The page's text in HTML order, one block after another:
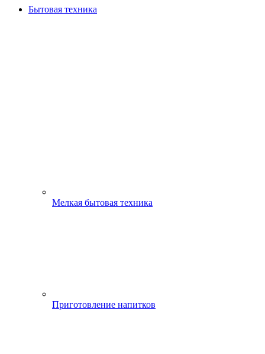
Бытовая техника
Мелкая бытовая техника
Приготовление напитков